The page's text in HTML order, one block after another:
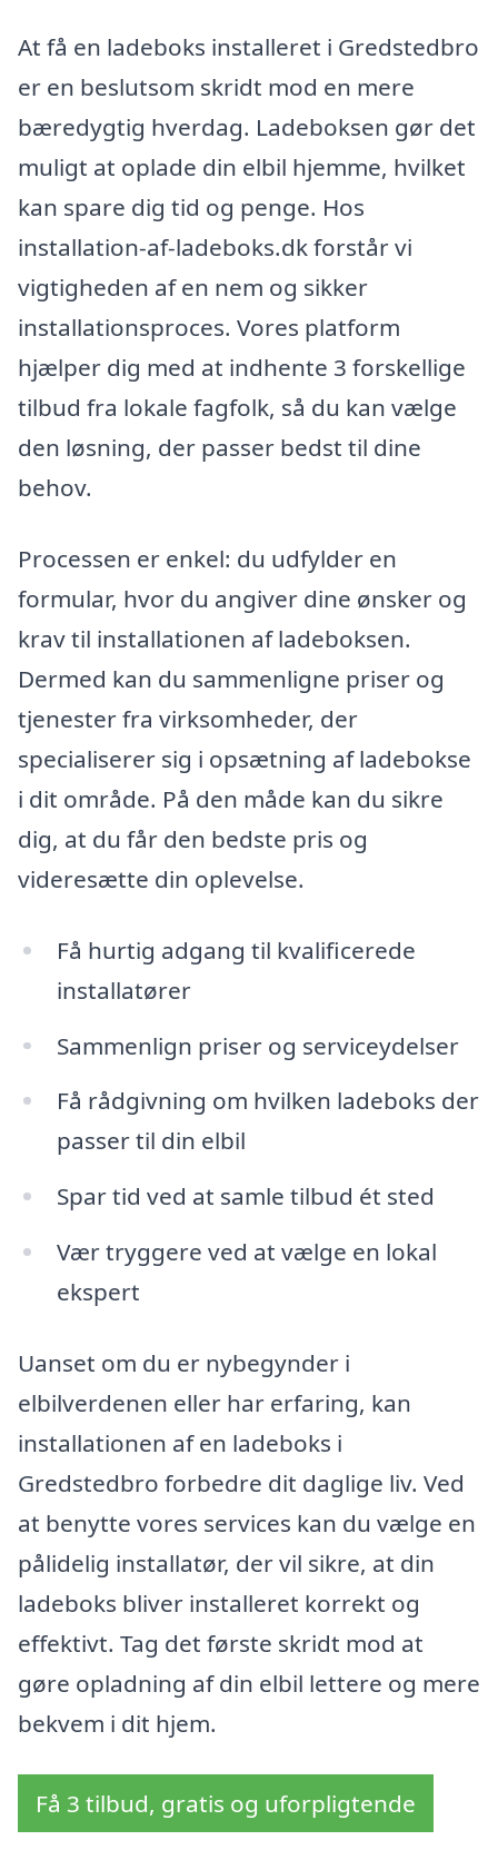
At få en ladeboks installeret i Gredstedbro
er en beslutsom skridt mod en mere
bæredygtig hverdag. Ladeboksen gør det
muligt at oplade din elbil hjemme, hvilket
kan spare dig tid og penge. Hos
installation-af-ladeboks.dk forstår vi
vigtigheden af en nem og sikker
installationsproces. Vores platform
hjælper dig med at indhente 3 forskellige
tilbud fra lokale fagfolk, så du kan vælge
den løsning, der passer bedst til dine
behov.
Processen er enkel: du udfylder en
formular, hvor du angiver dine ønsker og
krav til installationen af ladeboksen.
Dermed kan du sammenligne priser og
tjenester fra virksomheder, der
specialiserer sig i opsætning af ladebokse
i dit område. På den måde kan du sikre
dig, at du får den bedste pris og
videresætte din oplevelse.
Få hurtig adgang til kvalificerede
installatører
Sammenlign priser og serviceydelser
Få rådgivning om hvilken ladeboks der
passer til din elbil
Spar tid ved at samle tilbud ét sted
Vær tryggere ved at vælge en lokal
ekspert
Uanset om du er nybegynder i
elbilverdenen eller har erfaring, kan
installationen af en ladeboks i
Gredstedbro forbedre dit daglige liv. Ved
at benytte vores services kan du vælge en
pålidelig installatør, der vil sikre, at din
ladeboks bliver installeret korrekt og
effektivt. Tag det første skridt mod at
gøre opladning af din elbil lettere og mere
bekvem i dit hjem.
Få 3 tilbud, gratis og uforpligtende